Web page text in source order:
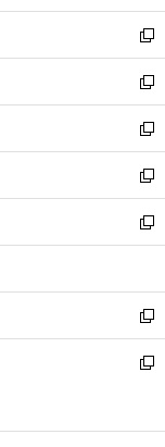
開
く
ウ
で
開
く
ン
ド
ウ
で
開
く
ウ
ィ
ン
ド
ウ
で
開
く
新
し
い
ウ
ィ
ン
ド
ウ
で
開
新
し
い
ウ
ィ
ン
ド
ウ
開
く
新
し
い
ウ
ィ
ン
ウ
で
開
く
新
し
い
ウ
ン
ド
ウ
で
新
し
ウ
ィ
ン
ド
開
新
し
い
ン
新
ウ